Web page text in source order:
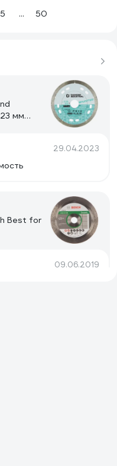
5 ... 50
мм
29.04.2023
Best for
09.06.2019